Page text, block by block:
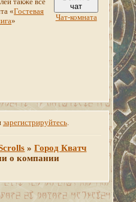
«Гостевая
»
чат
Чат-комната
зарегистрируйтесь.
»Город Кватч
о компании